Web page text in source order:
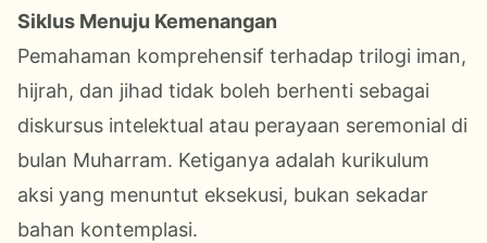
Siklus Menuju Kemenangan
Pemahaman komprehensif terhadap trilogi iman,
hijrah, dan jihad tidak boleh berhenti sebagai
diskursus intelektual atau perayaan seremonial di
bulan Muharram. Ketiganya adalah kurikulum
aksi yang menuntut eksekusi, bukan sekadar
bahan kontemplasi.